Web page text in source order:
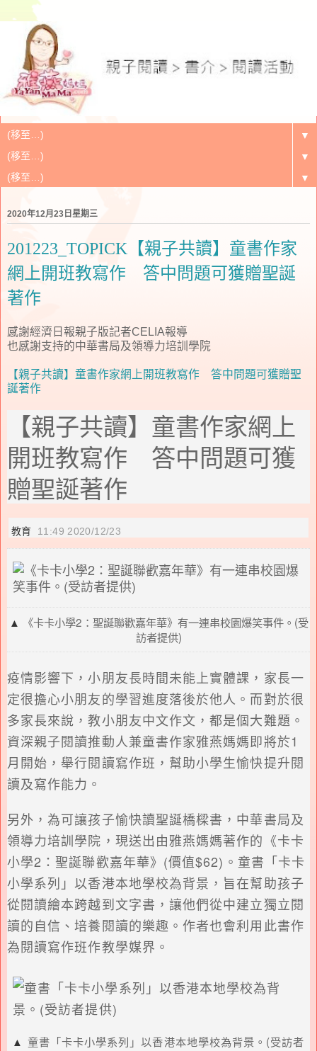
▼
▼
▼
2020年12月23日星期三
201223_TOPICK【親子共讀】童書作家
網上開班教寫作 答中問題可獲贈聖誕
著作
感謝經濟日報親子版記者CELIA報導
也感謝支持的中華書局及領導力培訓學院
【親子共讀】童書作家網上開班教寫作 答中問題可獲贈聖
誕著作
【親子共讀】童書作家網上
開班教寫作 答中問題可獲
贈聖誕著作
教育 11:49 2020/12/23
▲
《卡卡小學2：聖誕聯歡嘉年華》有一連串校園爆笑事件。(受
訪者提供)
疫情影響下，小朋友長時間未能上實體課，家長一
定很擔心小朋友的學習進度落後於他人。而對於很
多家長來說，教小朋友中文作文，都是個大難題。
資深親子閱讀推動人兼童書作家雅燕媽媽即將於1
月開始，舉行閱讀寫作班，幫助小學生愉快提升閱
讀及寫作能力。
另外，為可讓孩子愉快讀聖誕橋樑書，中華書局及
領導力培訓學院，現送出由雅燕媽媽著作的《卡卡
小學2：聖誕聯歡嘉年華》(價值$62)。童書「卡卡
小學系列」以香港本地學校為背景，旨在幫助孩子
從閱讀繪本跨越到文字書，讓他們從中建立獨立閱
讀的自信、培養閱讀的樂趣。作者也會利用此書作
為閱讀寫作班作教學媒界。
▲ 童書「卡卡小學系列」以香港本地學校為背景。(受訪者